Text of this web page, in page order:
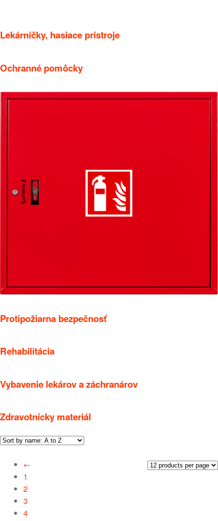
Lekárničky, hasiace prístroje
Ochranné pomôcky
Protipožiarna bezpečnosť
Rehabilitácia
Vybavenie lekárov a záchranárov
Zdravotnícky materiál
←
1
2
3
4